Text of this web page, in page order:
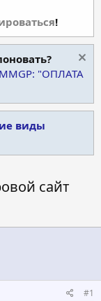
!
"ОПЛАТА
виды
сайт
#1